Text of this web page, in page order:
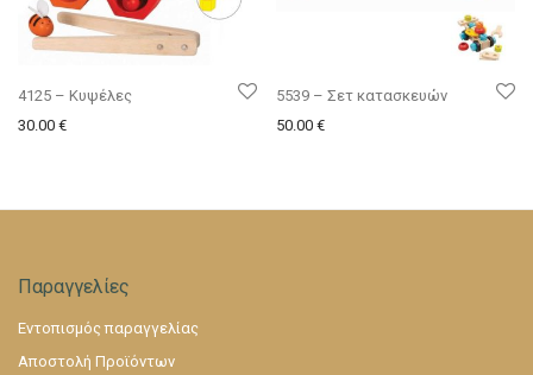
4125 – Κυψέλες
30.00 €
5539 – Σετ κατασκευών
50.00 €
Παραγγελίες
Εντοπισμός παραγγελίας
Αποστολή Προϊόντων